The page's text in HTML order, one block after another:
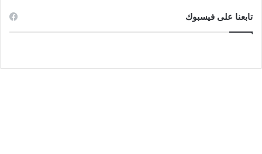
تابعنا على فيسبوك